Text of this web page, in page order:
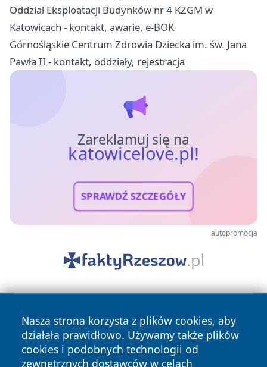
Oddział Eksploatacji Budynków nr 4 KZGM w
Katowicach - kontakt, awarie, e-BOK
Górnośląskie Centrum Zdrowia Dziecka im. św. Jana
Pawła II - kontakt, oddziały, rejestracja
Zareklamuj się na
katowicelove.pl!
SPRAWDŹ SZCZEGÓŁY
autopromocja
Nasza strona korzysta z plików cookies, aby
działała prawidłowo. Używamy także plików
cookies i podobnych technologii od
zewnętrznych dostawców w celach